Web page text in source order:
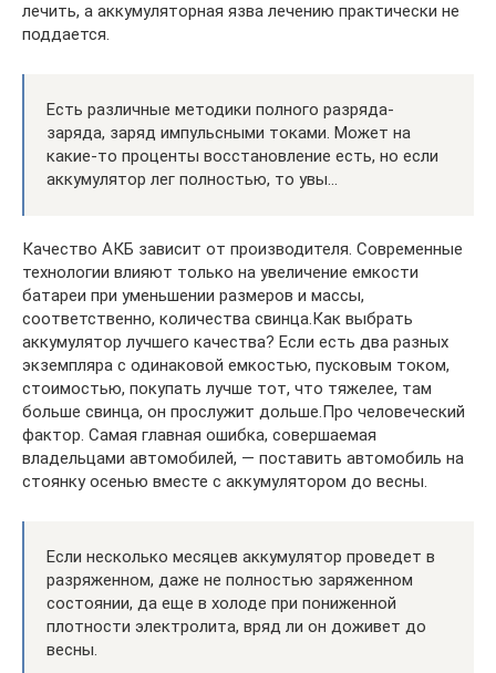
лечить, а аккумуляторная язва лечению практически не
поддается.
Есть различные методики полного разряда-
заряда, заряд импульсными токами. Может на
какие-то проценты восстановление есть, но если
аккумулятор лег полностью, то увы…
Качество АКБ зависит от производителя. Современные
технологии влияют только на увеличение емкости
батареи при уменьшении размеров и массы,
соответственно, количества свинца.Как выбрать
аккумулятор лучшего качества? Если есть два разных
экземпляра с одинаковой емкостью, пусковым током,
стоимостью, покупать лучше тот, что тяжелее, там
больше свинца, он прослужит дольше.Про человеческий
фактор. Самая главная ошибка, совершаемая
владельцами автомобилей, — поставить автомобиль на
стоянку осенью вместе с аккумулятором до весны.
Если несколько месяцев аккумулятор проведет в
разряженном, даже не полностью заряженном
состоянии, да еще в холоде при пониженной
плотности электролита, вряд ли он доживет до
весны.